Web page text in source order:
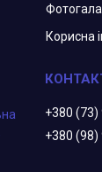
Корисна
+380
+380